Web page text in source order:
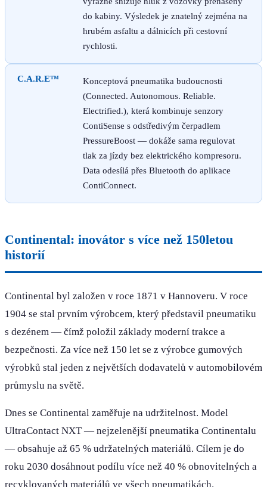
do kabiny. Výsledek je znatelný zejména na
hrubém asfaltu a dálnicích při cestovní
rychlosti.
C.A.R.E™
Konceptová pneumatika budoucnosti
(Connected. Autonomous. Reliable.
Electrified.), která kombinuje senzory
ContiSense s odstředivým čerpadlem
PressureBoost — dokáže sama regulovat
tlak za jízdy bez elektrického kompresoru.
Data odesílá přes Bluetooth do aplikace
ContiConnect.
Continental: inovátor s více než 150letou
historií
Continental byl založen v roce 1871 v Hannoveru. V roce
1904 se stal prvním výrobcem, který představil pneumatiku
s dezénem — čímž položil základy moderní trakce a
bezpečnosti. Za více než 150 let se z výrobce gumových
výrobků stal jeden z největších dodavatelů v automobilovém
průmyslu na světě.
Dnes se Continental zaměřuje na udržitelnost. Model
UltraContact NXT — nejzelenější pneumatika Continentalu
— obsahuje až 65 % udržatelných materiálů. Cílem je do
roku 2030 dosáhnout podílu více než 40 % obnovitelných a
recyklovaných materiálů ve všech pneumatikách.